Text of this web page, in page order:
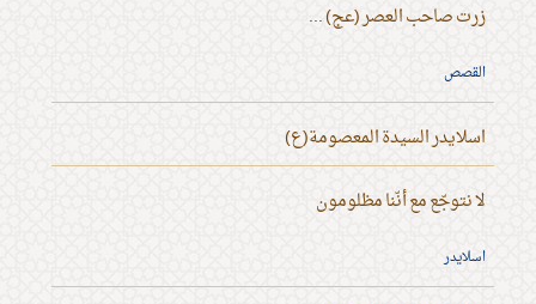
زرت صاحب العصر (عج) ...
القصص
اسلايدر السيدة المعصومة(ع)
لا نتوجّع مع أنّنا مظلومون
اسلايدر